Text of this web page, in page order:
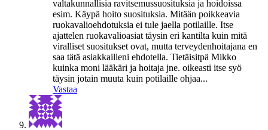
valtakunnallisia ravitsemussuosituksia ja hoidoissa
esim. Käypä hoito suosituksia. Mitään poikkeavia
ruokavalioehdotuksia ei tule jaella potilaille. Itse
ajattelen ruokavalioasiat täysin eri kantilta kuin mitä
viralliset suositukset ovat, mutta terveydenhoitajana en
saa tätä asiakkailleni ehdotella. Tietäisitpä Mikko
kuinka moni lääkäri ja hoitaja jne. oikeasti itse syö
täysin jotain muuta kuin potilaille ohjaa...
Vastaa